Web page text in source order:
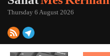
Thursday 6 August 2026